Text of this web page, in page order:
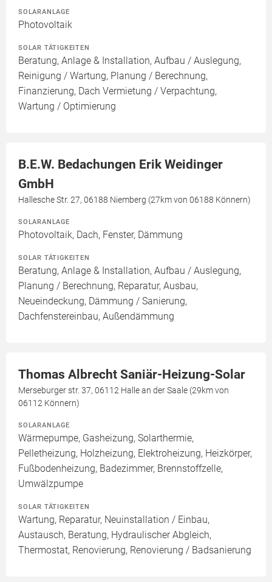
SOLARANLAGE
Photovoltaik
SOLAR TÄTIGKEITEN
Beratung, Anlage & Installation, Aufbau / Auslegung,
Reinigung / Wartung, Planung / Berechnung,
Finanzierung, Dach Vermietung / Verpachtung,
Wartung / Optimierung
B.E.W. Bedachungen Erik Weidinger
GmbH
Hallesche Str. 27, 06188 Niemberg (27km von 06188 Könnern)
SOLARANLAGE
Photovoltaik, Dach, Fenster, Dämmung
SOLAR TÄTIGKEITEN
Beratung, Anlage & Installation, Aufbau / Auslegung,
Planung / Berechnung, Reparatur, Ausbau,
Neueindeckung, Dämmung / Sanierung,
Dachfenstereinbau, Außendämmung
Thomas Albrecht Saniär-Heizung-Solar
Merseburger str. 37, 06112 Halle an der Saale (29km von
06112 Könnern)
SOLARANLAGE
Wärmepumpe, Gasheizung, Solarthermie,
Pelletheizung, Holzheizung, Elektroheizung, Heizkörper,
Fußbodenheizung, Badezimmer, Brennstoffzelle,
Umwälzpumpe
SOLAR TÄTIGKEITEN
Wartung, Reparatur, Neuinstallation / Einbau,
Austausch, Beratung, Hydraulischer Abgleich,
Thermostat, Renovierung, Renovierung / Badsanierung